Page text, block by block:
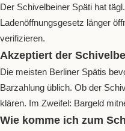
Der Schivelbeiner Späti hat
Ladenöffnungsgesetz länger
verifizieren.
Akzeptiert der
Die meisten Berliner Spätis
Barzahlung üblich. Ob der
klären. Im Zweifel: Bargeld
Wie komme ich zum